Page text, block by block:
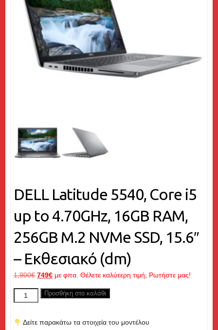
DELL Latitude 5540, Core i5
up to 4.70GHz, 16GB RAM,
256GB M.2 NVMe SSD, 15.6″
– Εκθεσιακό (dm)
1,900€ Original
price
was:
749€Η
τρέχουσα
τιμή
749€.
με φπα. Θέλετε καλύτερη τιμή; Ρωτήστε μας!
DELL
Latitude
5540,
Προσθήκη στο καλάθι
Δείτε παρακάτω τα στοιχεία του μοντέλου